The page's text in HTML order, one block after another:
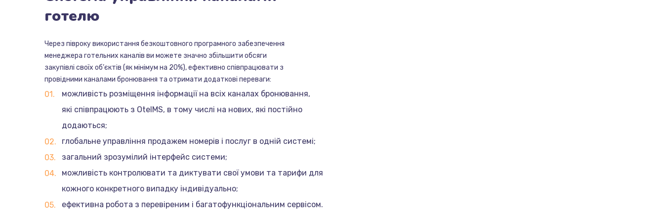
готелю
Через півроку використання безкоштовного програмного забезпечення
менеджера готельних каналів ви можете значно збільшити обсяги
закупівлі своїх об’єктів (як мінімум на 20%), ефективно співпрацювати з
провідними каналами бронювання та отримати додаткові переваги:
можливість розміщення інформації на всіх каналах бронювання,
які співпрацюють з OtelMS, в тому числі на нових, які постійно
додаються;
глобальне управління продажем номерів і послуг в одній системі;
загальний зрозумілий інтерфейс системи;
можливість контролювати та диктувати свої умови та тарифи для
кожного конкретного випадку індивідуально;
ефективна робота з перевіреним і багатофункціональним сервісом.